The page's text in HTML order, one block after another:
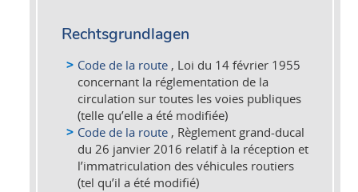
Rechtsgrundlagen
Code de la route , Loi du 14 février 1955
concernant la réglementation de la
circulation sur toutes les voies publiques
(telle qu’elle a été modifiée)
Code de la route , Règlement grand-ducal
du 26 janvier 2016 relatif à la réception et
l’immatriculation des véhicules routiers
(tel qu’il a été modifié)